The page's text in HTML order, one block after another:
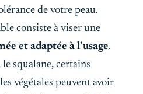
de votre peau.
consiste à viser une
et adaptée à l’usage.
squalane, certains
végétales peuvent avoir